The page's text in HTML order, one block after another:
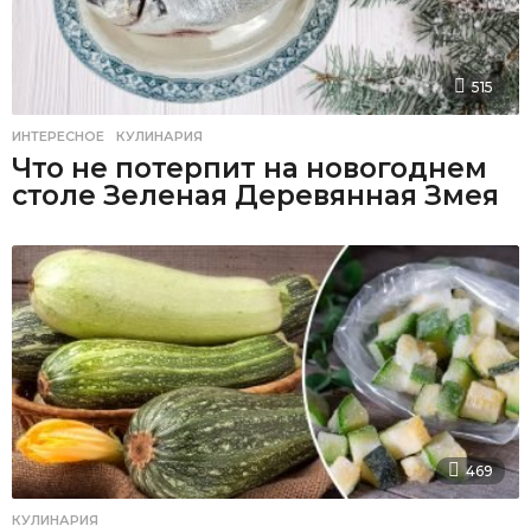
515
ИНТЕРЕСНОЕ ,КУЛИНАРИЯ
Что не потерпит на новогоднем
столе Зеленая Деревянная Змея
469
КУЛИНАРИЯ